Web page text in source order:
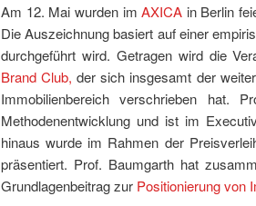
Am 12. Mai wurden imAXICA in Berlin
Die Auszeichnung basiert auf einer
durchgeführt wird. Getragen wird die
Brand Club, der sich insgesamt der
Immobilienbereich verschrieben hat.
Methodenentwicklung und ist im
hinaus wurde im Rahmen der
präsentiert. Prof. Baumgarth hat
Grundlagenbeitrag zur Positionierung von